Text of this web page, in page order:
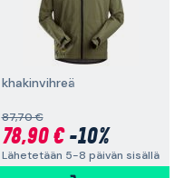
khakinvihreä
87,70 €
78,90 €-10%
Lähetetään 5-8 päivän sisällä